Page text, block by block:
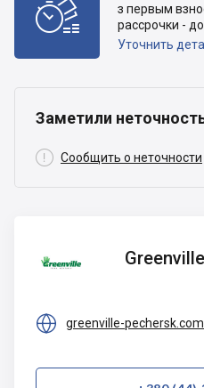

з первым
рассрочки -
Уточнить
Заметили
 Сообщить о неточности
Greenville
 greenville-